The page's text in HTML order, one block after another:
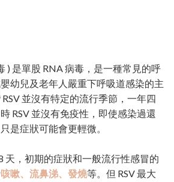
) 是單股 RNA 病毒，是一種常見的呼
幼兒及老年人嚴重下呼吸道感染的主
並沒有特定的流行季節，一年四
RSV 並沒有免疫性，即使感染過還
是症狀可能會更輕微。
天，初期的症狀和一般流行性感冒的
咳嗽、流鼻涕、發燒等。但 RSV 最大